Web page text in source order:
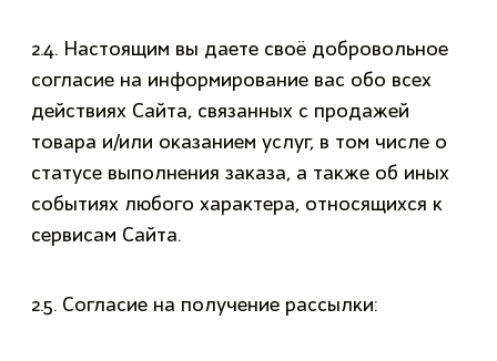
2.4. Настоящим вы даете своё добровольное
согласие на информирование вас обо всех
действиях Сайта, связанных с продажей
товара и/или оказанием услуг, в том числе о
статусе выполнения заказа, а также об иных
событиях любого характера, относящихся к
сервисам Сайта.
2.5. Согласие на получение рассылки: